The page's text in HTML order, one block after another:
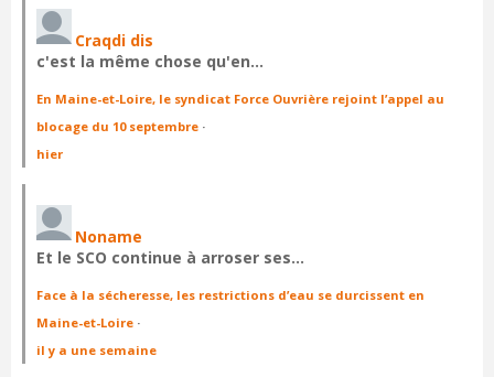
Craqdi dis
c'est la même chose qu'en…
En Maine-et-Loire, le syndicat Force Ouvrière rejoint l’appel au
blocage du 10 septembre ·
hier
Noname
Et le SCO continue à arroser ses…
Face à la sécheresse, les restrictions d’eau se durcissent en
Maine-et-Loire ·
il y a une semaine